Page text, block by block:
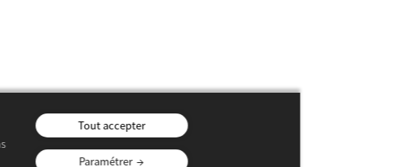
Tout accepter
Paramétrer